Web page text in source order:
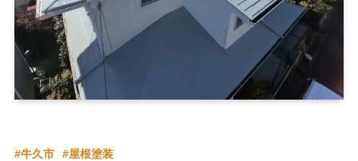
牛久市 屋根塗装